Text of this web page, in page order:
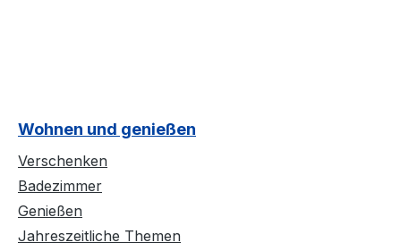
Wohnen und genießen
Verschenken
Badezimmer
Genießen
Jahreszeitliche Themen